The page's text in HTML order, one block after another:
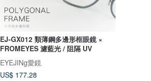
EJ-GX012 類薄鋼多邊形框眼鏡 ×
FROMEYES 濾藍光 / 阻隔 UV
EYEJINg愛鏡
US$ 177.28